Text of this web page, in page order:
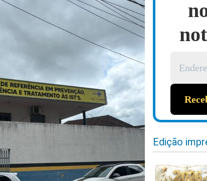
Edição